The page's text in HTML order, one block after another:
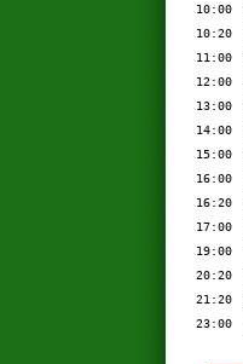
10:00
10:20
11:00
12:00
13:00
14:00
15:00
16:00
16:20
17:00
19:00
20:20
21:20
23:00